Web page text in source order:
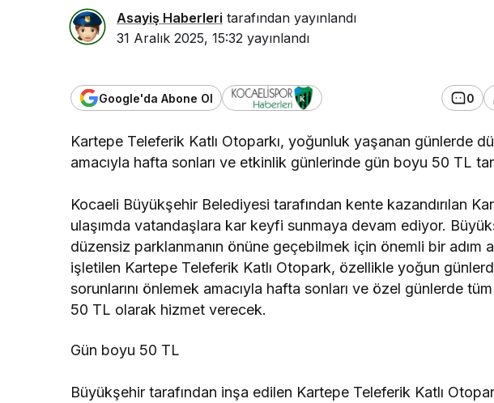
Asayiş Haberleri tarafından yayınlandı
31 Aralık 2025, 15:32 yayınlandı
Google'da Abone Ol 0
Kartepe Teleferik Katlı Otoparkı, yoğunluk yaşanan günlerde
amacıyla hafta sonları ve etkinlik günlerinde gün boyu 50 TL
Kocaeli Büyükşehir Belediyesi tarafından kente kazandırılan
ulaşımda vatandaşlara kar keyfi sunmaya devam ediyor.
düzensiz parklanmanın önüne geçebilmek için önemli bir adım
işletilen Kartepe Teleferik Katlı Otopark, özellikle yoğun
sorunlarını önlemek amacıyla hafta sonları ve özel günlerde
50 TL olarak hizmet verecek.
Gün boyu 50 TL
Büyükşehir tarafından inşa edilen Kartepe Teleferik Katlı
Kocaeli Devlet
Hastanesi’nde Emzirme
Haftası Etkinliği